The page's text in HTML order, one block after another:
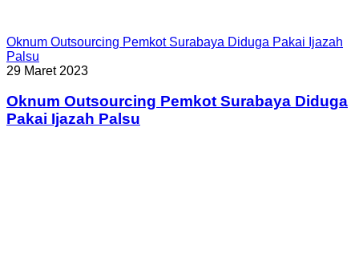
Oknum Outsourcing Pemkot Surabaya Diduga Pakai Ijazah
Palsu
29 Maret 2023
Oknum Outsourcing Pemkot Surabaya Diduga
Pakai Ijazah Palsu